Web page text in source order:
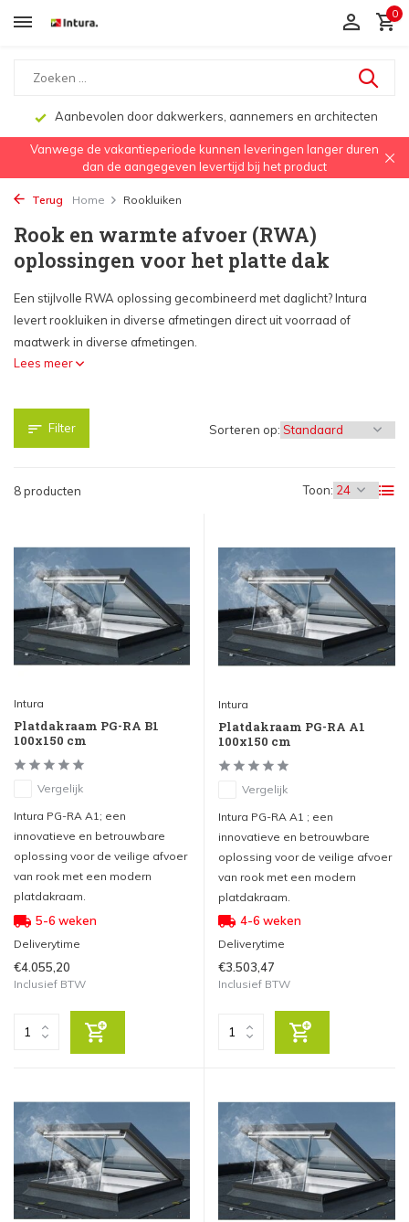
0
Aanbevolen door dakwerkers, aannemers en architecten
Vanwege de vakantieperiode kunnen leveringen langer duren
dan de aangegeven levertijd bij het product
Terug Home Rookluiken
Rook en warmte afvoer (RWA)
oplossingen voor het platte dak
Een stijlvolle RWA oplossing gecombineerd met daglicht? Intura
levert rookluiken in diverse afmetingen direct uit voorraad of
maatwerk in diverse afmetingen.
Lees meer
Filter
8 producten Toon:
Sorteren op:
Intura
Platdakraam PG-RA B1
100x150 cm
Vergelijk
Intura PG-RA A1; een
innovatieve en betrouwbare
oplossing voor de veilige afvoer
van rook met een modern
platdakraam.
5-6 weken
Deliverytime
€4.055,20
Inclusief BTW
Intura
Platdakraam PG-RA A1
100x150 cm
Vergelijk
Intura PG-RA A1 ; een
innovatieve en betrouwbare
oplossing voor de veilige afvoer
van rook met een modern
platdakraam.
4-6 weken
Deliverytime
€3.503,47
Inclusief BTW